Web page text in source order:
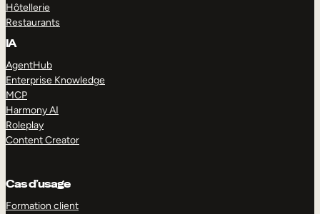
Hôtellerie
Restaurants
IA
AgentHub
Enterprise Knowledge
MCP
Harmony AI
Roleplay
Content Creator
Cas d’usage
Formation client